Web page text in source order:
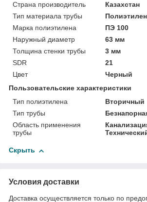
Страна производитель
Казахстан
Тип материала трубы
Полиэтилен
Марка полиэтилена
ПЭ 100
Наружный диаметр
63 мм
Толщина стенки трубы
3 мм
SDR
21
Цвет
Черный
Пользовательские характеристики
Тип полиэтилена
Вторичный
Тип трубы
Область применения
трубы
Скрыть
Условия доставки
Доставка осуществляется только по